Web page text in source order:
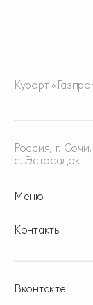
Курорт
Меню
Россия, г.
с. Эстосадок
Контакты
Вконтакте